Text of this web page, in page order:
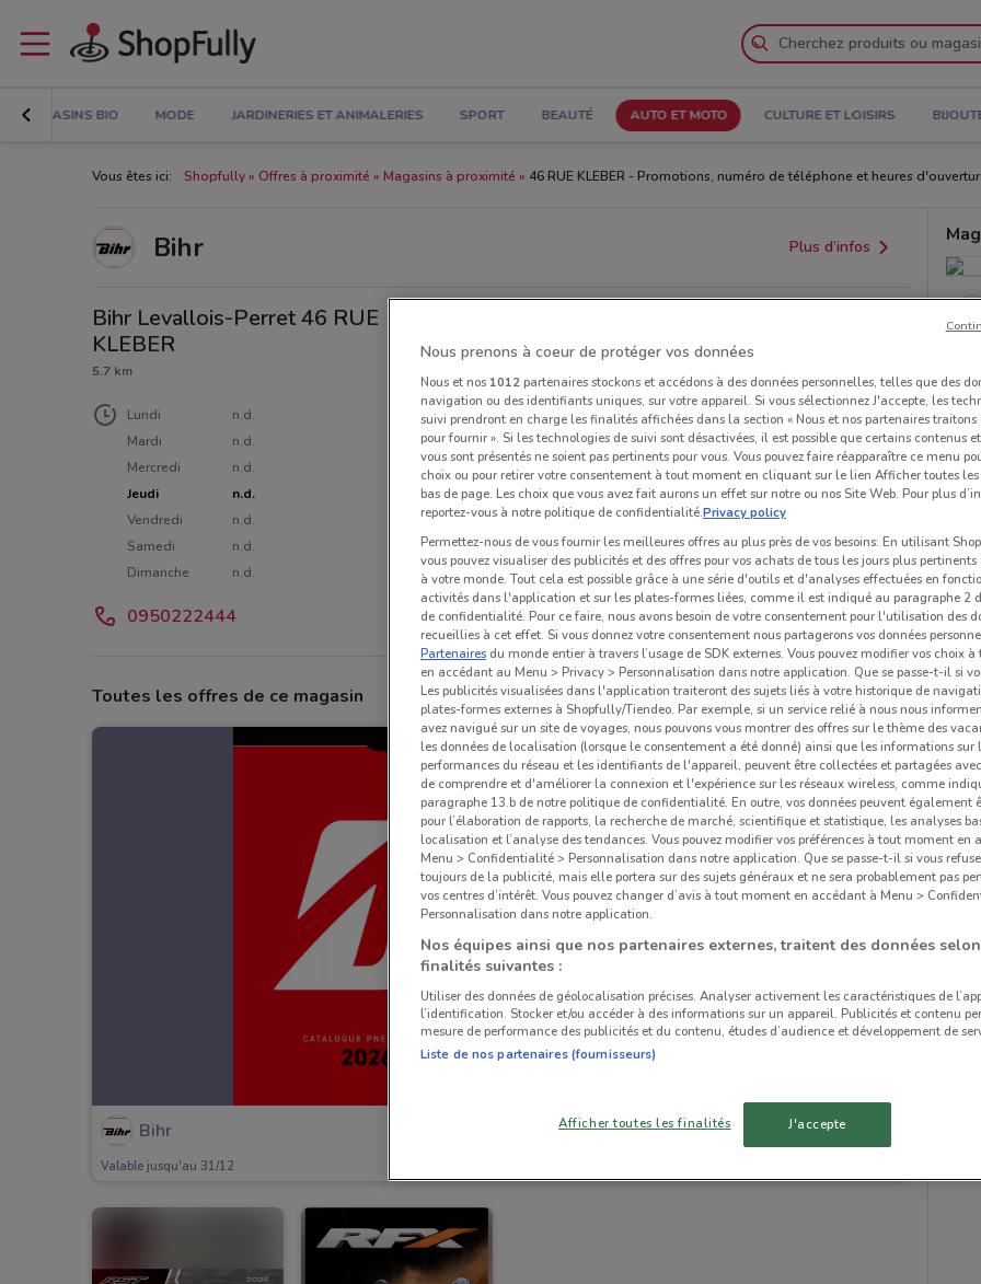
MAGASINS BIO MODE JARDINERIES ET ANIMALERIES SPORT BEAUTÉ AUTO ET MOTO CULTURE ET LOISIRS
Vous êtes ici: Shopfully Offres à proximité Magasins à proximité 46 RUE KLEBER - Promotions, numéro de téléphone et heures
Bihr Plus d’infos
Bihr Levallois-Perret 46 RUE
KLEBER
5.7 km
Lundi
n.d.
Mardi
n.d.
Mercredi
n.d.
Jeudi
n.d.
Vendredi
n.d.
Samedi
n.d.
Dimanche
n.d.
0950222444
Toutes les offres de ce magasin
Bihr
Valable jusqu'au 31/12
Nous prenons à coeur de protéger vos données
Nous et nos 1012partenaires stockons et accédons à des données personnelles, telles que des
navigation ou des identifiants uniques, sur votre appareil. Si vous sélectionnez J'accepte, les
suivi prendront en charge les finalités affichées dans la section « Nous et nos partenaires traitons
pour fournir ». Si les technologies de suivi sont désactivées, il est possible que certains contenus
vous sont présentés ne soient pas pertinents pour vous. Vous pouvez faire réapparaître ce menu
choix ou pour retirer votre consentement à tout moment en cliquant sur le lien Afficher toutes
bas de page. Les choix que vous avez fait aurons un effet sur notre ou nos Site Web. Pour plus
reportez-vous à notre politique de confidentialité.Privacy policy
Permettez-nous de vous fournir les meilleures offres au plus près de vos besoins: En utilisant
vous pouvez visualiser des publicités et des offres pour vos achats de tous les jours plus pertinents
à votre monde. Tout cela est possible grâce à une série d'outils et d'analyses effectuées en
activités dans l'application et sur les plates-formes liées, comme il est indiqué au paragraphe 2
de confidentialité. Pour ce faire, nous avons besoin de votre consentement pour l'utilisation des
recueillies à cet effet. Si vous donnez votre consentement nous partagerons vos données
Partenaires du monde entier à travers l’usage de SDK externes. Vous pouvez modifier vos choix
en accédant au Menu > Privacy > Personnalisation dans notre application. Que se passe-t-il si
Les publicités visualisées dans l'application traiteront des sujets liés à votre historique de
plates-formes externes à Shopfully/Tiendeo. Par exemple, si un service relié à nous nous
avez navigué sur un site de voyages, nous pouvons vous montrer des offres sur le thème des
les données de localisation (lorsque le consentement a été donné) ainsi que les informations sur
performances du réseau et les identifiants de l'appareil, peuvent être collectées et partagées
de comprendre et d'améliorer la connexion et l'expérience sur les réseaux wireless, comme
paragraphe 13.b de notre politique de confidentialité. En outre, vos données peuvent également
pour l’élaboration de rapports, la recherche de marché, scientifique et statistique, les analyses
localisation et l’analyse des tendances. Vous pouvez modifier vos préférences à tout moment en
Menu > Confidentialité > Personnalisation dans notre application. Que se passe-t-il si vous
toujours de la publicité, mais elle portera sur des sujets généraux et ne sera probablement pas
vos centres d’intérêt. Vous pouvez changer d’avis à tout moment en accédant à Menu >
Personnalisation dans notre application.
Nos équipes ainsi que nos partenaires externes, traitent des données
finalités suivantes :
Utiliser des données de géolocalisation précises. Analyser activement les caractéristiques de
l’identification. Stocker et/ou accéder à des informations sur un appareil. Publicités et contenu
mesure de performance des publicités et du contenu, études d’audience et développement de
Liste de nos partenaires (fournisseurs)
Afficher toutes les finalités J'accepte